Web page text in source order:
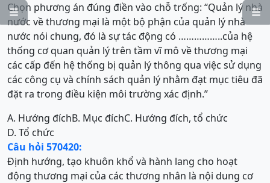


Chọn phương án đúng điền vào chỗ trống: “Quản lý nhà
nước về thương mại là một bộ phận của quản lý nhà
nước nói chung, đó là sự tác động có ……………..của hệ
thống cơ quan quản lý trên tầm vĩ mô về thương mại
các cấp đến hệ thống bị quản lý thông qua việc sử dụng
các công cụ và chính sách quản lý nhằm đạt mục tiêu đã
đặt ra trong điều kiện môi trường xác định.”
A. Hướng đíchB. Mục đíchC. Hướng đích, tổ chức
D. Tổ chức
Câu hỏi 570420:
Định hướng, tạo khuôn khổ và hành lang cho hoạt
động thương mại của các thương nhân là nội dung cơ